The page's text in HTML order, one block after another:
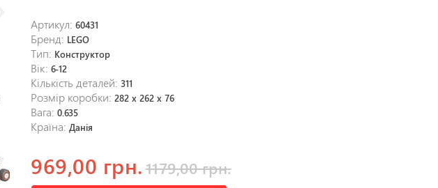
Артикул:60431
Бренд: LEGO
Тип: Конструктор
Вік:6-12
Кількість деталей:311
Розмір коробки:282 x 262 x 76
Вага:0.635
Країна:Данія
969,00 грн. 1179,00 грн.